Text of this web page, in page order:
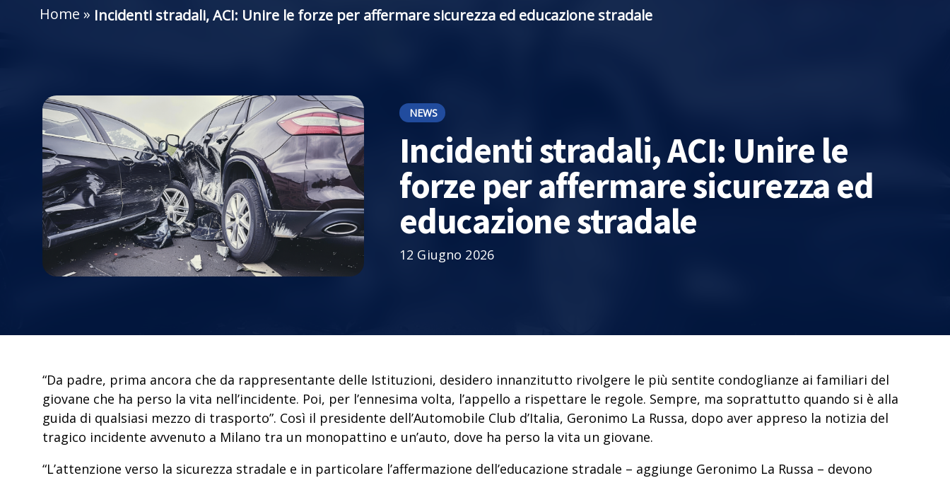
Home » Incidenti stradali, ACI: Unire le forze per affermare sicurezza ed educazione stradale
NEWS
Incidenti stradali, ACI: Unire le
forze per affermare sicurezza ed
educazione stradale
12 Giugno 2026
“Da padre, prima ancora che da rappresentante delle Istituzioni, desidero innanzitutto rivolgere le più sentite condoglianze ai familiari del
giovane che ha perso la vita nell’incidente. Poi, per l’ennesima volta, l’appello a rispettare le regole. Sempre, ma soprattutto quando si è alla
guida di qualsiasi mezzo di trasporto”. Così il presidente dell’Automobile Club d’Italia, Geronimo La Russa, dopo aver appreso la notizia del
tragico incidente avvenuto a Milano tra un monopattino e un’auto, dove ha perso la vita un giovane.
“L’attenzione verso la sicurezza stradale e in particolare l’affermazione dell’educazione stradale – aggiunge Geronimo La Russa – devono